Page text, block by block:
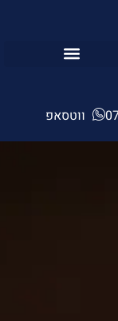
ווטסאפ